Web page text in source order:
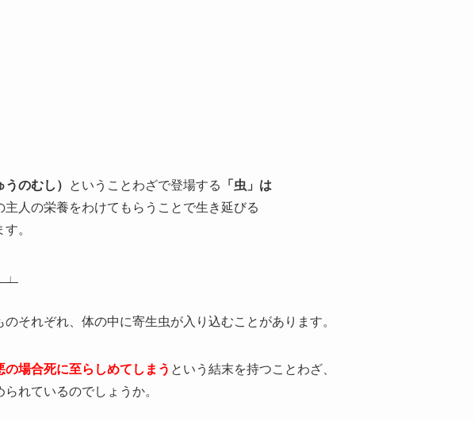
のむし） ということわざで登場する
「虫」は
人の栄養をわけてもらうことで生き延びる
。
それぞれ、体の中に寄生虫が入り込むことがあります。
の場合死に至らしめてしまう という結末を持つことわざ、
れているのでしょうか。